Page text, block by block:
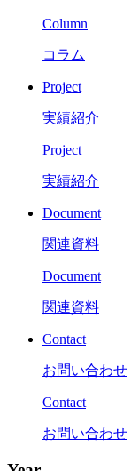
Column
コラム
Project
実績紹介
Project
実績紹介
Document
関連資料
Document
関連資料
Contact
お問い合わせ
Contact
お問い合わせ